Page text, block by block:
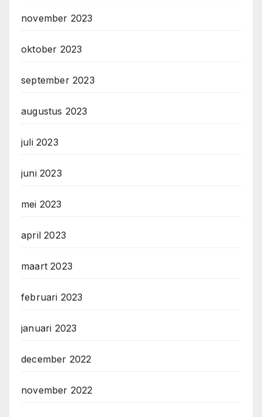
november 2023
oktober 2023
september 2023
augustus 2023
juli 2023
juni 2023
mei 2023
april 2023
maart 2023
februari 2023
januari 2023
december 2022
november 2022